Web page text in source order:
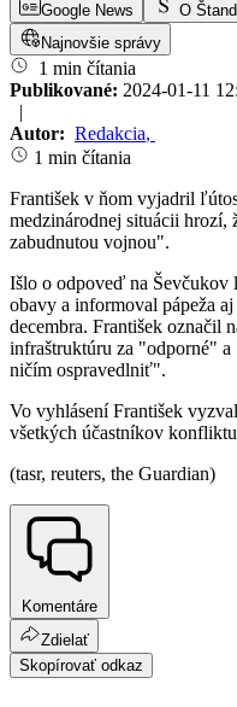
Google News O
Najnovšie správy
1 min čítania
Publikované: 2024-01-11
|
Autor: Redakcia,
1 min čítania
František v ňom vyjadril
medzinárodnej situácii hrozí,
zabudnutou vojnou".
Išlo o odpoveď na
obavy a informoval pápeža
decembra. František označil
infraštruktúru za "odporné"
ničím ospravedlniť".
Vo vyhlásení František
všetkých účastníkov
(tasr, reuters, the Guardian)
Komentáre
Zdielať
Skopírovať odkaz